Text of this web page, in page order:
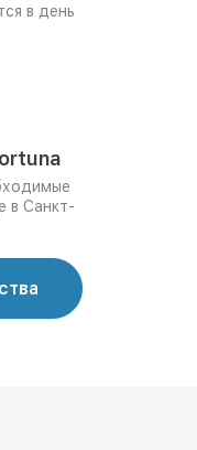
в день
в Санкт-